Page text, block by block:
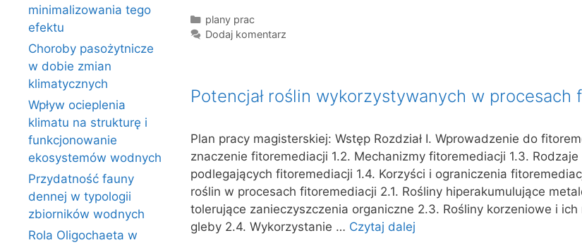
Kategorie
plany prac
Dodaj komentarz
Potencjał roślin wykorzystywanych w procesach
Plan pracy magisterskiej: Wstęp Rozdział I. Wprowadzenie do
znaczenie fitoremediacji 1.2. Mechanizmy fitoremediacji 1.3.
podlegających fitoremediacji 1.4. Korzyści i ograniczenia
roślin w procesach fitoremediacji 2.1. Rośliny hiperakumulujące
tolerujące zanieczyszczenia organiczne 2.3. Rośliny korzeniowe i
gleby 2.4. Wykorzystanie … Czytaj dalej
minimalizowania tego
efektu
Choroby pasożytnicze
w dobie zmian
klimatycznych
Wpływ ocieplenia
klimatu na strukturę i
funkcjonowanie
ekosystemów wodnych
Przydatność fauny
dennej w typologii
zbiorników wodnych
Rola Oligochaeta w